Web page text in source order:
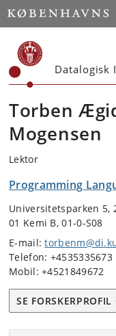
Start
Datalogisk
Torben
Mogensen
Lektor
Programming
Universitetsparken 5,
01 Kemi B, 01-0-S08
E-mail:
Telefon: +4535335673
Mobil: +4521849672
SE